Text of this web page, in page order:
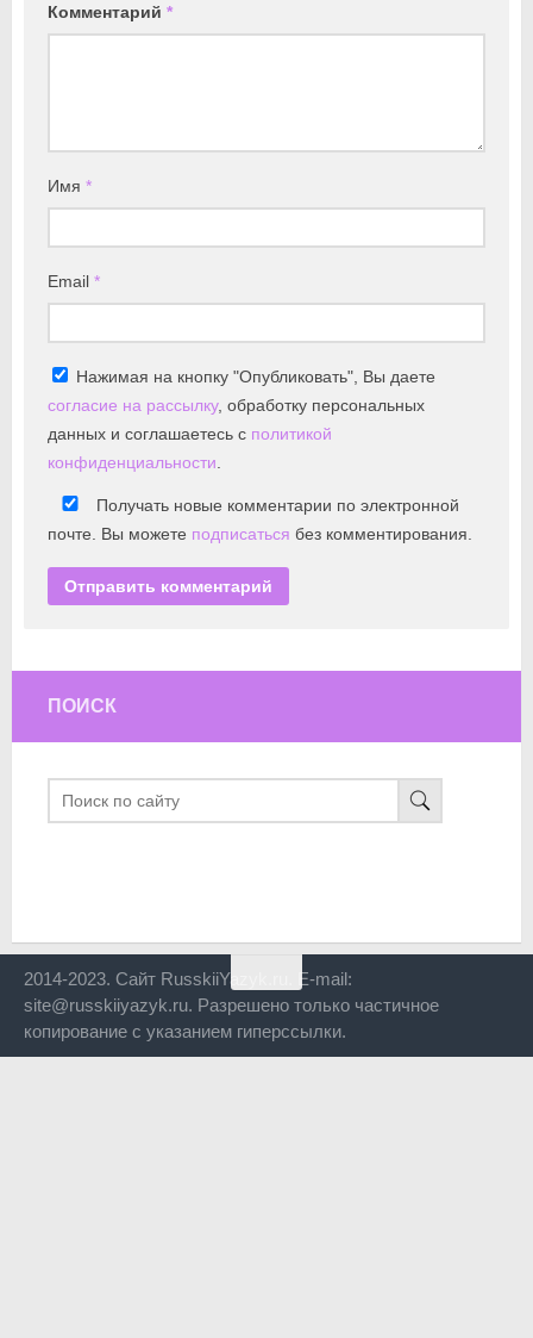
Комментарий *
Имя *
Email *
Нажимая на кнопку "Опубликовать", Вы даете
согласие на рассылку, обработку персональных
данных и соглашаетесь с политикой
конфиденциальности
Получать новые комментарии по электронной
почте. Вы можете подписаться без комментирования.
ПОИСК
2014-2023. Сайт RusskiiYazyk.ru. E-mail:
site@russkiiyazyk.ru. Разрешено только частичное
копирование с указанием гиперссылки.